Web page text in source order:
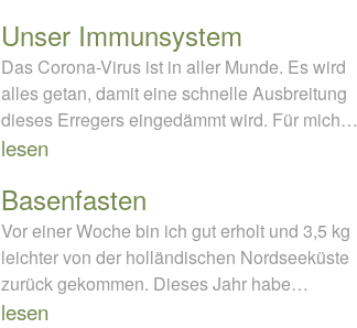
Unser Immunsystem
Das Corona-Virus ist in aller Munde. Es wird
alles getan, damit eine schnelle Ausbreitung
dieses Erregers eingedämmt wird. Für mich…
lesen
Basenfasten
Vor einer Woche bin ich gut erholt und 3,5 kg
leichter von der holländischen Nordseeküste
zurück gekommen. Dieses Jahr habe…
lesen